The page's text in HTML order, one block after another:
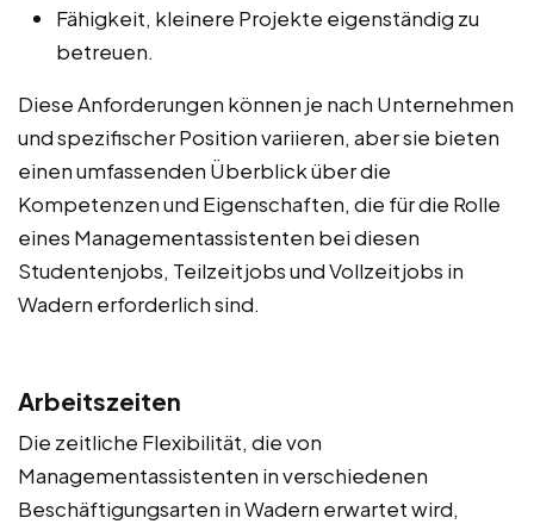
Fähigkeit, kleinere Projekte eigenständig zu
betreuen.
Diese Anforderungen können je nach Unternehmen
und spezifischer Position variieren, aber sie bieten
einen umfassenden Überblick über die
Kompetenzen und Eigenschaften, die für die Rolle
eines Managementassistenten bei diesen
Studentenjobs, Teilzeitjobs und Vollzeitjobs in
Wadern erforderlich sind.
Arbeitszeiten
Die zeitliche Flexibilität, die von
Managementassistenten in verschiedenen
Beschäftigungsarten in Wadern erwartet wird,